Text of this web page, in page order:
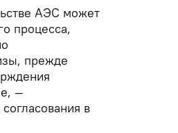
АЭС может
процесса,
прежде
—
в